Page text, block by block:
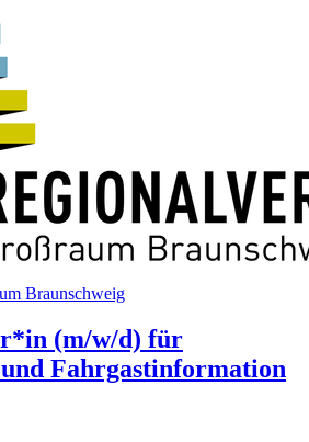
Braunschweig
(m/w/d) für
Fahrgastinformation